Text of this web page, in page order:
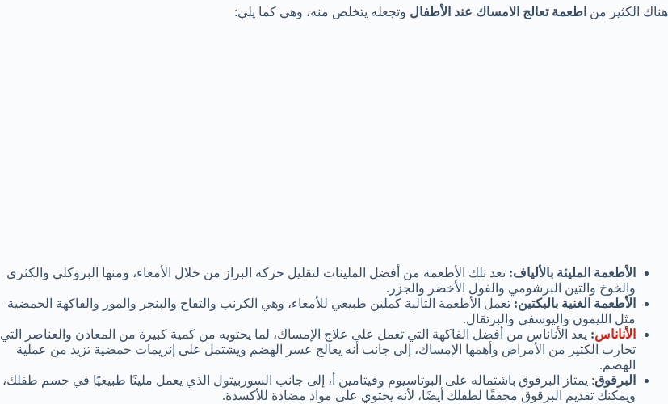
هناك الكثير من اطعمة تعالج الامساك عند الأطفال وتجعله يتخلص منه، وهي كما يلي:
الأطعمة المليئة بالألياف: تعد تلك الأطعمة من أفضل الملينات لتقليل حركة البراز من خلال الأمعاء، ومنها البروكلي والكثرى
والخوخ والتين البرشومي والفول الأخضر والجزر.
الأطعمة الغنية بالبكتين: تعمل الأطعمة التالية كملين طبيعي للأمعاء، وهي الكرنب والتفاح والبنجر والموز والفاكهة الحمضية
مثل الليمون واليوسفي والبرتقال.
الأناناس: يعد الأناناس من أفضل الفاكهة التي تعمل على علاج الإمساك، لما يحتويه من كمية كبيرة من المعادن والعناصر التي
تحارب الكثير من الأمراض وأهمها الإمساك، إلى جانب أنه يعالج عسر الهضم ويشتمل على إنزيمات حمضية تزيد من عملية
الهضم.
البرقوق: يمتاز البرقوق باشتماله على البوتاسيوم وفيتامين أ، إلى جانب السوربيتول الذي يعمل ملينًا طبيعيًا في جسم طفلك،
ويمكنك تقديم البرقوق مجففًا لطفلك أيضًا، لأنه يحتوي على مواد مضادة للأكسدة.